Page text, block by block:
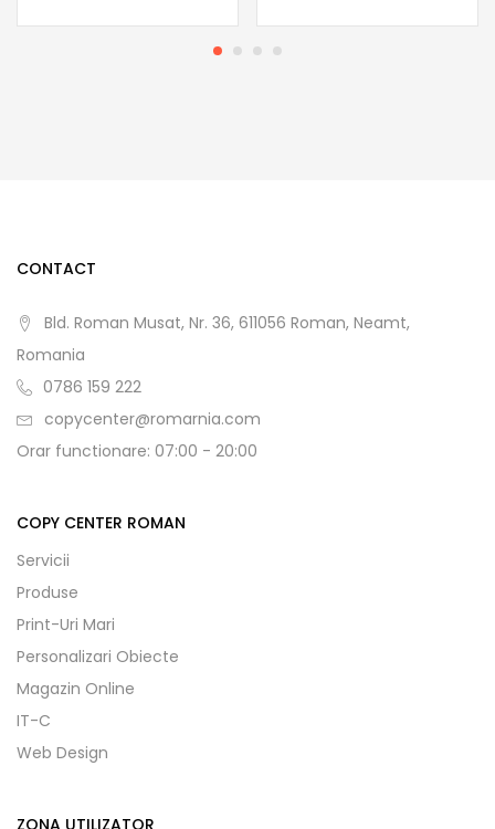
CONTACT
Bld. Roman Musat, Nr. 36, 611056 Roman, Neamt,
Romania
0786 159 222
copycenter@romarnia.com
Orar functionare: 07:00 - 20:00
COPY CENTER ROMAN
Servicii
Produse
Print-Uri Mari
Personalizari Obiecte
Magazin Online
IT-C
Web Design
ZONA UTILIZATOR